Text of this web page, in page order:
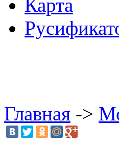
Карта
Главная ->